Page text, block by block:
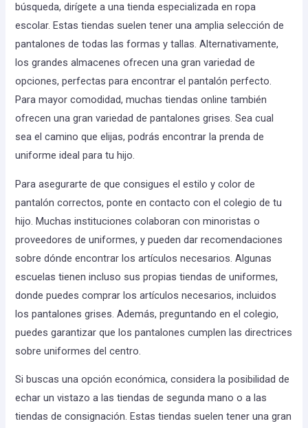
búsqueda, dirígete a una tienda especializada en ropa
escolar. Estas tiendas suelen tener una amplia selección de
pantalones de todas las formas y tallas. Alternativamente,
los grandes almacenes ofrecen una gran variedad de
opciones, perfectas para encontrar el pantalón perfecto.
Para mayor comodidad, muchas tiendas online también
ofrecen una gran variedad de pantalones grises. Sea cual
sea el camino que elijas, podrás encontrar la prenda de
uniforme ideal para tu hijo.
Para asegurarte de que consigues el estilo y color de
pantalón correctos, ponte en contacto con el colegio de tu
hijo. Muchas instituciones colaboran con minoristas o
proveedores de uniformes, y pueden dar recomendaciones
sobre dónde encontrar los artículos necesarios. Algunas
escuelas tienen incluso sus propias tiendas de uniformes,
donde puedes comprar los artículos necesarios, incluidos
los pantalones grises. Además, preguntando en el colegio,
puedes garantizar que los pantalones cumplen las directrices
sobre uniformes del centro.
Si buscas una opción económica, considera la posibilidad de
echar un vistazo a las tiendas de segunda mano o a las
tiendas de consignación. Estas tiendas suelen tener una gran